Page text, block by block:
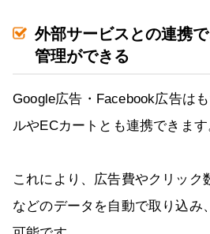
外部サービスとの連携
管理ができる
Google広告・Facebook広告は
ルやECカートとも連携できます
これにより、広告費やクリック
などのデータを自動で取り込み